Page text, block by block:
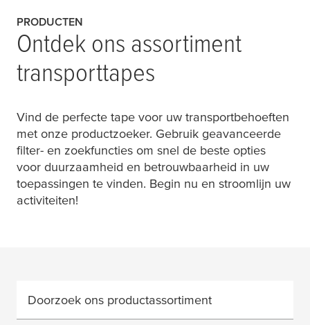
PRODUCTEN
Ontdek ons assortiment
transporttapes
Vind de perfecte tape voor uw transportbehoeften
met onze productzoeker. Gebruik geavanceerde
filter- en zoekfuncties om snel de beste opties
voor duurzaamheid en betrouwbaarheid in uw
toepassingen te vinden. Begin nu en stroomlijn uw
activiteiten!
Doorzoek ons productassortiment